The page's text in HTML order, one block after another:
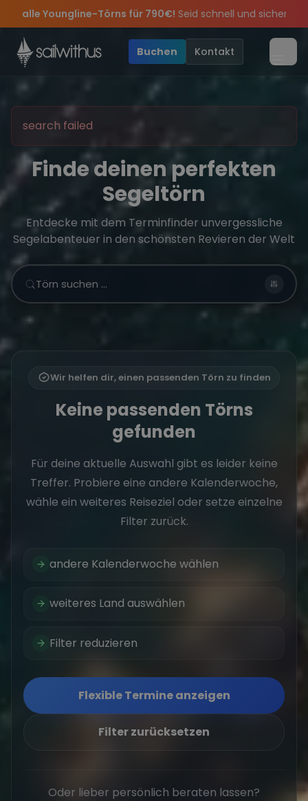
Skip to content
für 790€!Seid schnell und sichert euch die letzten Plätze.
Sichere Dir jetztDein Meilenbuch und Deine sailwithus-
Angebote mehr Sowie20€ Rabatt auf deinen ersten
wir feiern die Törns, die Crew und die besten Geschichten
Buchen
Kontakt
search failed
Finde deinen perfekten
Segeltörn
Entdecke mit dem Terminfinder unvergessliche
Segelabenteuer in den schönsten Revieren der Welt
Törn suchen …
Wir helfen dir, einen passenden Törn zu finden
Keine passenden Törns
gefunden
Für deine aktuelle Auswahl gibt es leider keine
Treffer. Probiere eine andere Kalenderwoche,
wähle ein weiteres Reiseziel oder setze einzelne
Filter zurück.
andere Kalenderwoche wählen
weiteres Land auswählen
Filter reduzieren
Flexible Termine anzeigen
Filter zurücksetzen
Oder lieber persönlich beraten lassen?